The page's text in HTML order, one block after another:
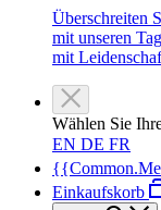
Überschreiten
mit unseren
mit
Wählen Sie
EN DE FR
Einkaufskorb